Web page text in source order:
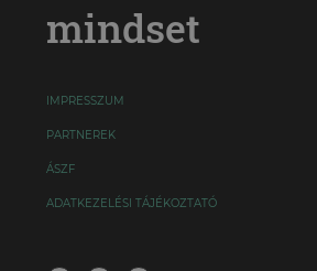
mindset
IMPRESSZUM
PARTNEREK
ÁSZF
ADATKEZELÉSI TÁJÉKOZTATÓ